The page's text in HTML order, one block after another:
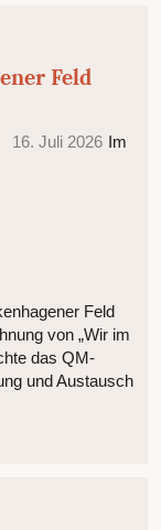
Feld
16. Juli 2026 Im
Feld
von „Wir im
das QM-
und Austausch